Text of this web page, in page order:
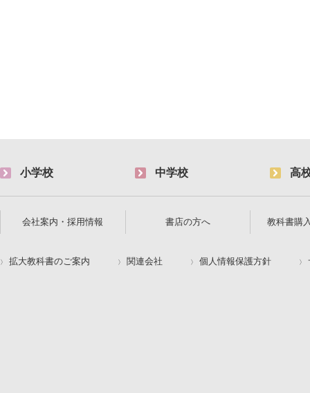
小学校 中学校 高
会社案内・採用情報 書店の方へ 教科書購
拡大教科書のご案内 関連会社 個人情報保護方針